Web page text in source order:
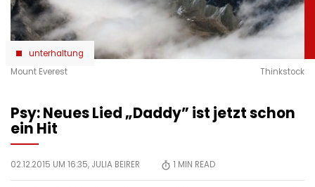
unterhaltung
Mount Everest
Thinkstock
Psy: Neues Lied „Daddy” ist jetzt schon
ein Hit
02.12.2015 UM 16:35, JULIA BEIRER 1 MIN READ